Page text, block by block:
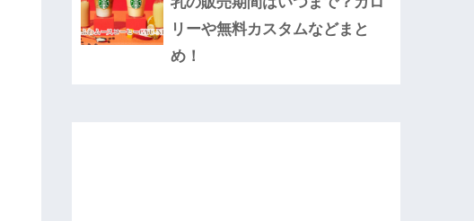
リーや無料カスタムなどまと
め！